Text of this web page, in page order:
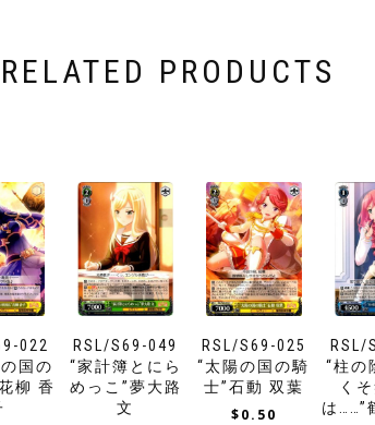
RELATED PRODUCTS
022
国の
柳 香
RSL/S69-049
“家計簿とにら
めっこ”夢大路
文
RSL/S69-025
“太陽の国の騎
士”石動 双葉
$0.50
RSL/
“柱の
く
は……”